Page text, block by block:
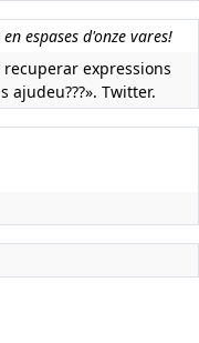
espases d'onze vares!
recuperar expressions
Twitter.